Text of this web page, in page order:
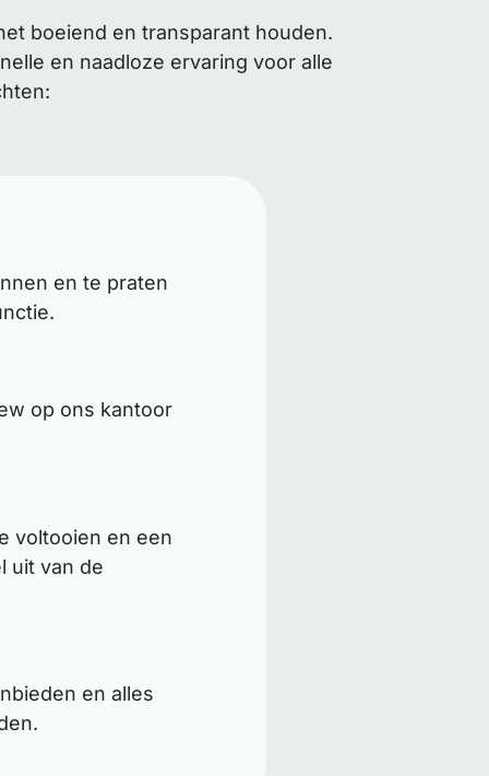
boeiend en transparant houden.
en naadloze ervaring voor alle
en te praten
op ons kantoor
voltooien en een
uit van de
en alles